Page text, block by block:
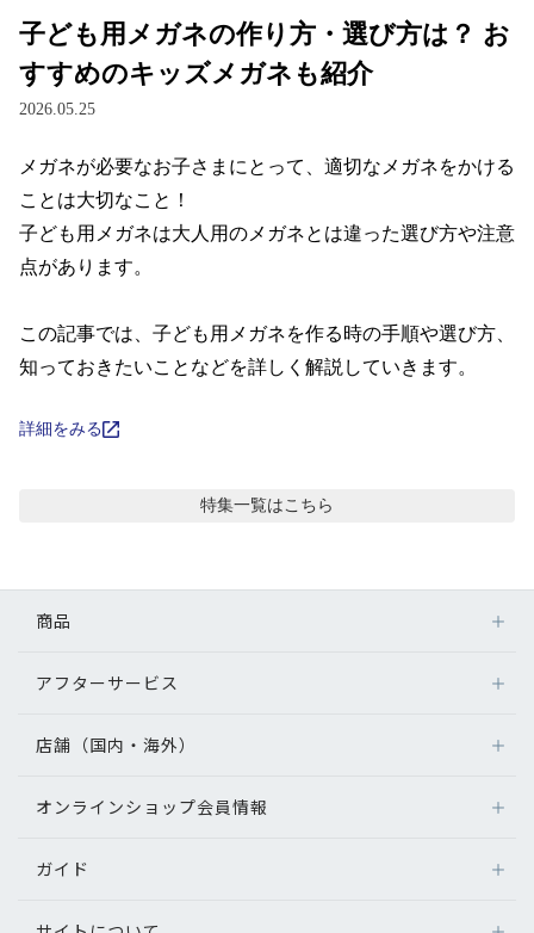
補聴器
グッズ・小物
ブランドを探す
ブランド一覧
レビュー
ブログ
子ども用メガネの作り方・選び方は？ お
すすめのキッズメガネも紹介
2026.05.25
メガネが必要なお子さまにとって、適切なメガネをかける
ことは大切なこと！
子ども用メガネは大人用のメガネとは違った選び方や注意
点があります。
この記事では、子ども用メガネを作る時の手順や選び方、
知っておきたいことなどを詳しく解説していきます。
詳細をみる
特集一覧はこちら
商品
メガネ
サングラス
補聴器
グッズ・小物
アフターサービス
アフターサービス
メガネの不具合、修理について
補聴器に関するアフターサービス
店舗（国内・海外）
店舗検索
オンラインショップ会員情報
ログイン
ガイド